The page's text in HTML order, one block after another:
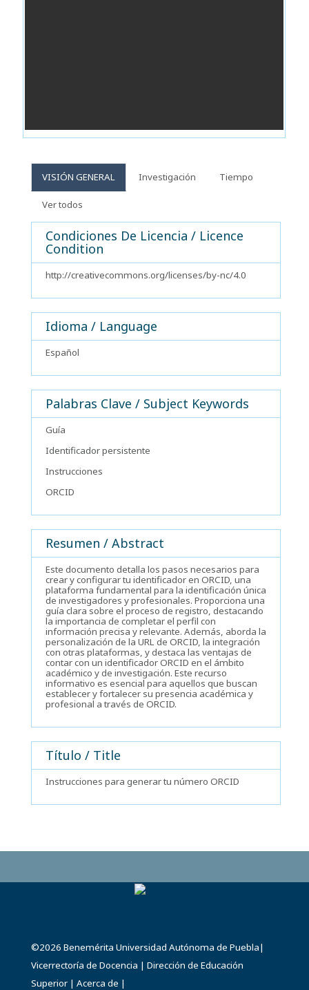
VISIÓN GENERAL Investigación Tiempo
Ver todos
Condiciones De Licencia / Licence
Condition
http://creativecommons.org/licenses/by-nc/4.0
Idioma / Language
Español
Palabras Clave / Subject Keywords
Guía
Identificador persistente
Instrucciones
ORCID
Resumen / Abstract
Este documento detalla los pasos necesarios para
crear y configurar tu identificador en ORCID, una
plataforma fundamental para la identificación única
de investigadores y profesionales. Proporciona una
guía clara sobre el proceso de registro, destacando
la importancia de completar el perfil con
información precisa y relevante. Además, aborda la
personalización de la URL de ORCID, la integración
con otras plataformas, y destaca las ventajas de
contar con un identificador ORCID en el ámbito
académico y de investigación. Este recurso
informativo es esencial para aquellos que buscan
establecer y fortalecer su presencia académica y
profesional a través de ORCID.
Título / Title
Instrucciones para generar tu número ORCID
©2026 Benemérita Universidad Autónoma de Puebla|
Vicerrectoría de Docencia | Dirección de Educación
Superior | Acerca de |